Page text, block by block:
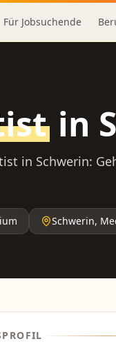
Für Jobsuchende
in
in Schwerin:
Schwerin,